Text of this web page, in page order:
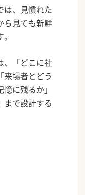
は、見慣れた
ら見ても新鮮
、「どこに社
来場者とどう
に残るか」
まで設計する